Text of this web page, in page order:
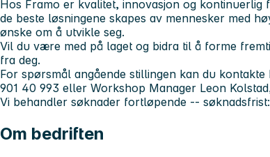
Hos Framo er kvalitet, innovasjon og
de beste løsningene skapes av mennesker med
ønske om å utvikle seg.
Vil du være med på laget og bidra til å forme
fra deg.
For spørsmål angående stillingen kan du kontakte
901 40 993 eller Workshop Manager Leon
Vi behandler søknader fortløpende -- søknadsfrist:
Om bedriften